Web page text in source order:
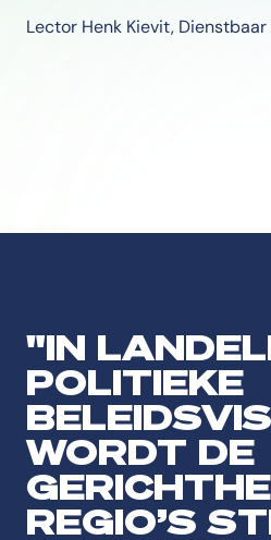
Lector Henk Kievit,
"IN
POLITIEKE
WORDT DE
REGIO’S